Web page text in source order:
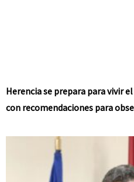
Herencia se prepara para vivir
con recomendaciones para